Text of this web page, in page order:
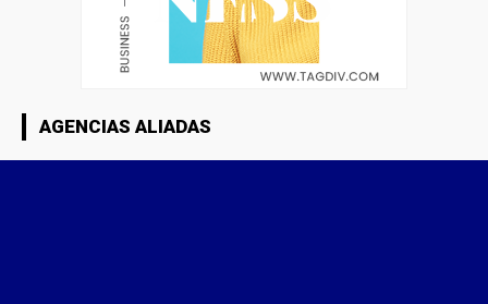
AGENCIAS ALIADAS